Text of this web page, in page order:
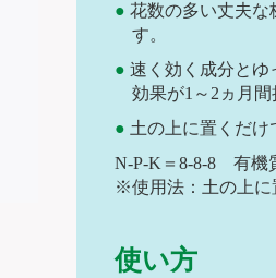
花数の多い丈夫な
す。
速く効く成分とゆ
効果が1～2ヵ月間
土の上に置くだけ
N-P-K＝8-8-8 有機
※使用法：土の上に
使い方